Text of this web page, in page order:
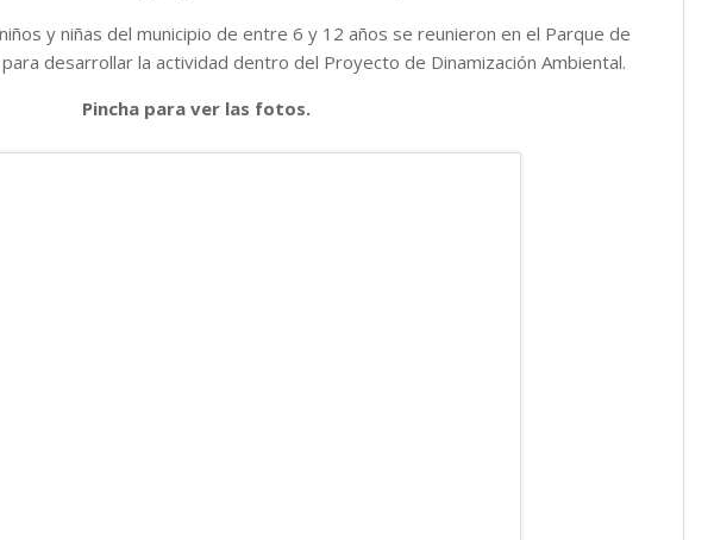
y niñas del municipio de entre 6 y 12 años se reunieron en el Parque de
desarrollar la actividad dentro del Proyecto de Dinamización Ambiental.
Pincha para ver las fotos.